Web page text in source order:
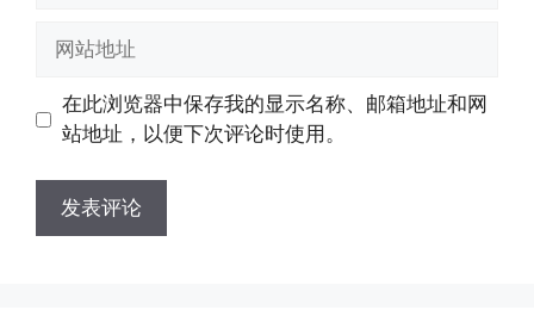
址
址
在此浏览器中保存我的显示名称、邮箱地址和网
站地址，以便下次评论时使用。